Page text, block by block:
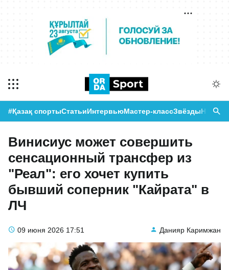
#Қазақ спортыСтатьиИнтервьюМастер-классЗвёзды
Винисиус может совершить
сенсационный трансфер из
"Реал": его хочет купить
бывший соперник "Кайрата" в
ЛЧ
09 июня 2026 17:51 Данияр Каримжан